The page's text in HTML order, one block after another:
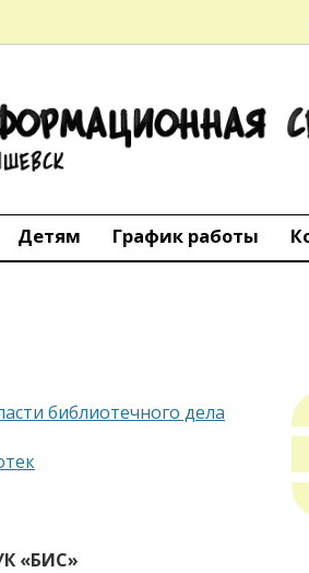
Детям График работы
библиотечного дела
«БИС»